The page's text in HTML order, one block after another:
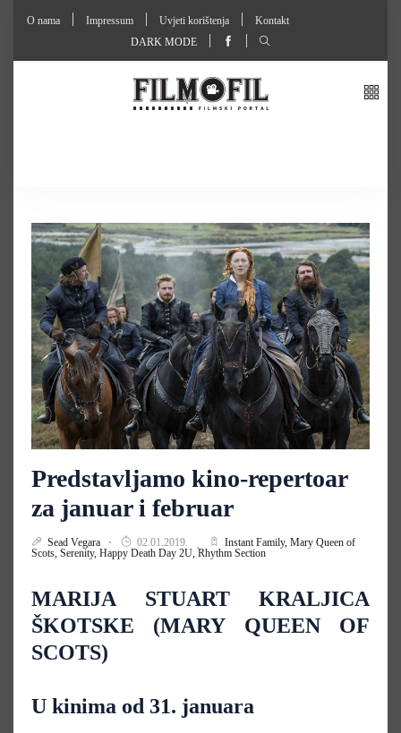
O nama Impressum Uvjeti korištenja
Kontakt
DARK MODE
Predstavljamo kino-repertoar
za januar i februar
Sead Vegara 02.01.2019. Instant Family, Mary Queen of
Scots, Serenity, Happy Death Day 2U,Rhythm Section
MARIJA STUART KRALJICA
ŠKOTSKE (MARY QUEEN OF
SCOTS)
U kinima od 31. januara